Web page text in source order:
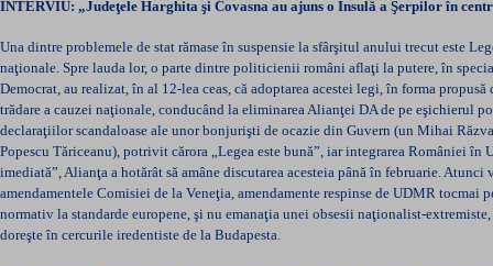
INTERVIU: „Judeţele Harghita şi Covasna au ajuns o Insulă a Şerpilor în
Una dintre problemele de stat rămase în suspensie la sfârşitul anului trecut este
naţionale. Spre lauda lor, o parte dintre politicienii români aflaţi la putere, în
Democrat, au realizat, în al 12-lea ceas, că adoptarea acestei legi, în forma
trădare a cauzei naţionale, conducând la eliminarea Alianţei DA de pe eşichierul
declaraţiilor scandaloase ale unor bonjurişti de ocazie din Guvern (un Mihai
Popescu Tăriceanu), potrivit cărora „Legea este bună”, iar integrarea României în
imediată”, Alianţa a hotărât să amâne discutarea acesteia până în februarie.
amendamentele Comisiei de la Veneţia, amendamente respinse de UDMR tocmai
normativ la standarde europene, şi nu emanaţia unei obsesii naţionalist-
doreşte în cercurile iredentiste de la Budapesta.